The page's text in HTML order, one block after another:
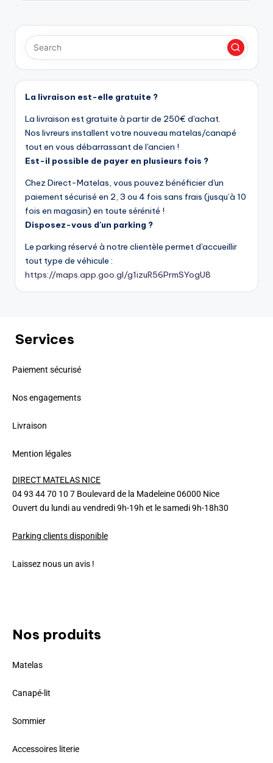
La livraison est-elle gratuite ?
La livraison est gratuite à partir de 250€ d'achat.
Nos livreurs installent votre nouveau matelas/canapé
tout en vous débarrassant de l'ancien !
Est-il possible de payer en plusieurs fois ?
Chez Direct-Matelas, vous pouvez bénéficier d'un
paiement sécurisé en 2, 3 ou 4 fois sans frais (jusqu’à 10
fois en magasin) en toute sérénité !
Disposez-vous d'un parking ?
Le parking réservé à notre clientèle permet d'accueillir
tout type de véhicule :
https://maps.app.goo.gl/g1izuR56PrmSYogU8
Services
Paiement sécurisé
Nos engagements
Livraison
Mention légales
DIRECT MATELAS NICE
04 93 44 70 10 7 Boulevard de la Madeleine 06000 Nice
Ouvert du lundi au vendredi 9h-19h et le samedi 9h-18h30
Parking clients disponible
Laissez nous un avis !
Nos produits
Matelas
Canapé-lit
Sommier
Accessoires literie